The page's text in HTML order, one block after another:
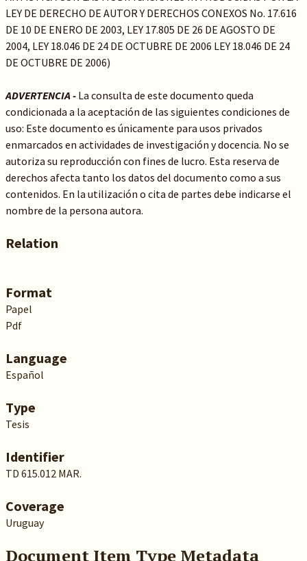
LEY DE DERECHO DE AUTOR Y DERECHOS CONEXOS No. 17.616
DE 10 DE ENERO DE 2003, LEY 17.805 DE 26 DE AGOSTO DE
2004, LEY 18.046 DE 24 DE OCTUBRE DE 2006 LEY 18.046 DE 24
DE OCTUBRE DE 2006)
ADVERTENCIA - La consulta de este documento queda
condicionada a la aceptación de las siguientes condiciones de
uso: Este documento es únicamente para usos privados
enmarcados en actividades de investigación y docencia. No se
autoriza su reproducción con fines de lucro. Esta reserva de
derechos afecta tanto los datos del documento como a sus
contenidos. En la utilización o cita de partes debe indicarse el
nombre de la persona autora.
Relation
Format
Papel
Pdf
Language
Español
Type
Tesis
Identifier
TD 615.012 MAR.
Coverage
Uruguay
Document Item Type Metadata